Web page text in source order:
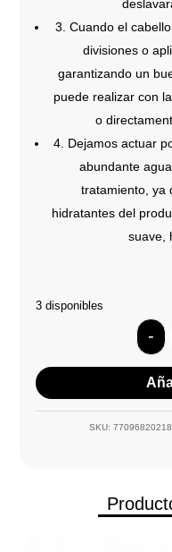
3. Cuando el
divisiones o
garantizando un
puede realizar con
o
4. Dejamos actuar
abundante
tratamiento, ya
hidratantes del
suave,
3 disponibles
-
SKU: